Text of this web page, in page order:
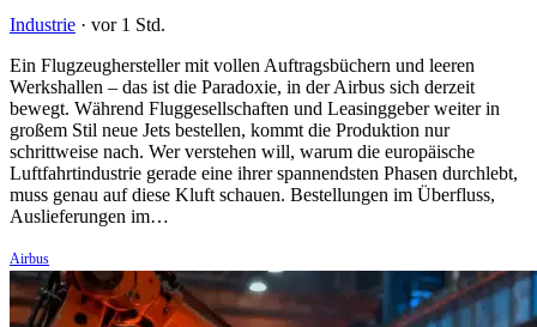
Industrie · vor 1 Std.
Ein Flugzeughersteller mit vollen Auftragsbüchern und leeren
Werkshallen – das ist die Paradoxie, in der Airbus sich derzeit
bewegt. Während Fluggesellschaften und Leasinggeber weiter in
großem Stil neue Jets bestellen, kommt die Produktion nur
schrittweise nach. Wer verstehen will, warum die europäische
Luftfahrtindustrie gerade eine ihrer spannendsten Phasen durchlebt,
muss genau auf diese Kluft schauen. Bestellungen im Überfluss,
Auslieferungen im…
Airbus